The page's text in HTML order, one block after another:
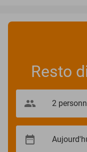
Resto